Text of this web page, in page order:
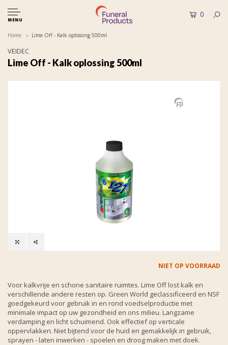
MENU
0
Home Lime Off - Kalk oplossing 500ml
VEIDEC
Lime Off - Kalk oplossing 500ml
NIET OP VOORRAAD
Voor kalkvrije en schone sanitaire ruimtes. Lime Off lost kalk en
verschillende andere resten op. Green World geclassificeerd en NSF
goedgekeurd voor gebruik in en rond voedselproductie met
minimale impact op uw gezondheid en ons milieu. Langzame
verdamping en licht schuimend. Ook effectief op verticale
oppervlakken. Niet bijtend voor de huid en gemakkelijk in gebruik,
sprayen - laten inwerken - spoelen en droog maken met doek.